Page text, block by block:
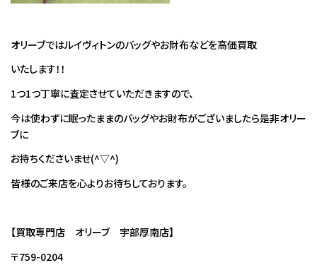
オリーブではルイヴィトンのバッグやお財布などを高価買取
いたします！！
1つ1つ丁寧に査定させていただきますので、
今は使わずに眠ったままのバッグやお財布がございましたら是非オリー
ブに
お持ちくださいませ(^▽^)
皆様のご来店を心よりお待ちしております。
【買取専門店 オリーブ 宇部厚南店】
〒759-0204